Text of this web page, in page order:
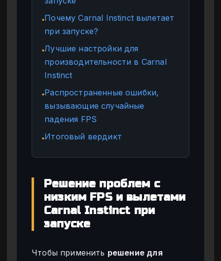
●Почему Carnal Instinct вылетает
при запуске?
●Лучшие настройки для
производительности в Carnal
Instinct
●Распространенные ошибки,
вызывающие случайные
падения FPS
●Итоговый вердикт
Решение проблем с
низким FPS и вылетами
Carnal Instinct при
запуске
Чтобы применить решение для